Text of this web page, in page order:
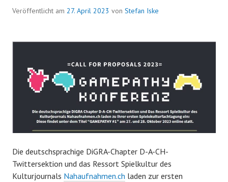
Veröffentlicht am 27. April 2023 von Stefan Iske
Die deutschsprachige DiGRA-Chapter D-A-CH-
Twittersektion und das Ressort Spielkultur des
Kulturjournals Nahaufnahmen.ch laden zur ersten